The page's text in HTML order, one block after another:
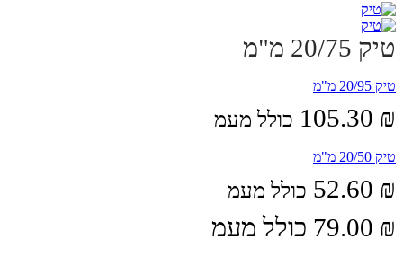
טיק 20/75 מ"מ
טיק 20/95 מ"מ
105.30 ₪ כולל מעמ
טיק 20/50 מ"מ
52.60 ₪ כולל מעמ
79.00 ₪ כולל מעמ